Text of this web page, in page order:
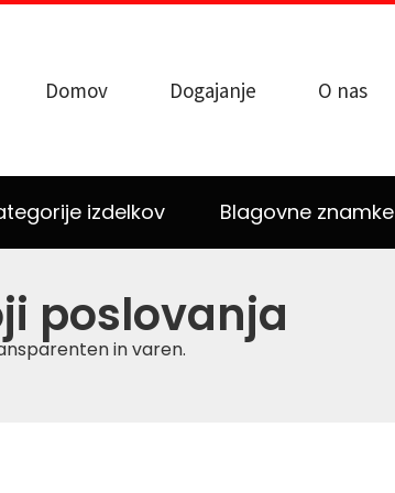
Domov Dogajanje O nas
izdelkov Blagovne znamke
poslovanja
in varen.